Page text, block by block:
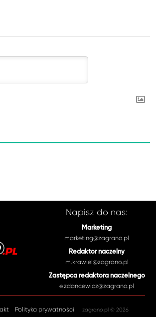
Napisz do nas:
Marketing
marketing@zagrano.pl
Redaktor naczelny
m.krawiel@zagrano.pl
Zastępca redaktora naczelnego
e.zdancewicz@zagrano.pl
Polityka prywatności zagrano.pl © 2026